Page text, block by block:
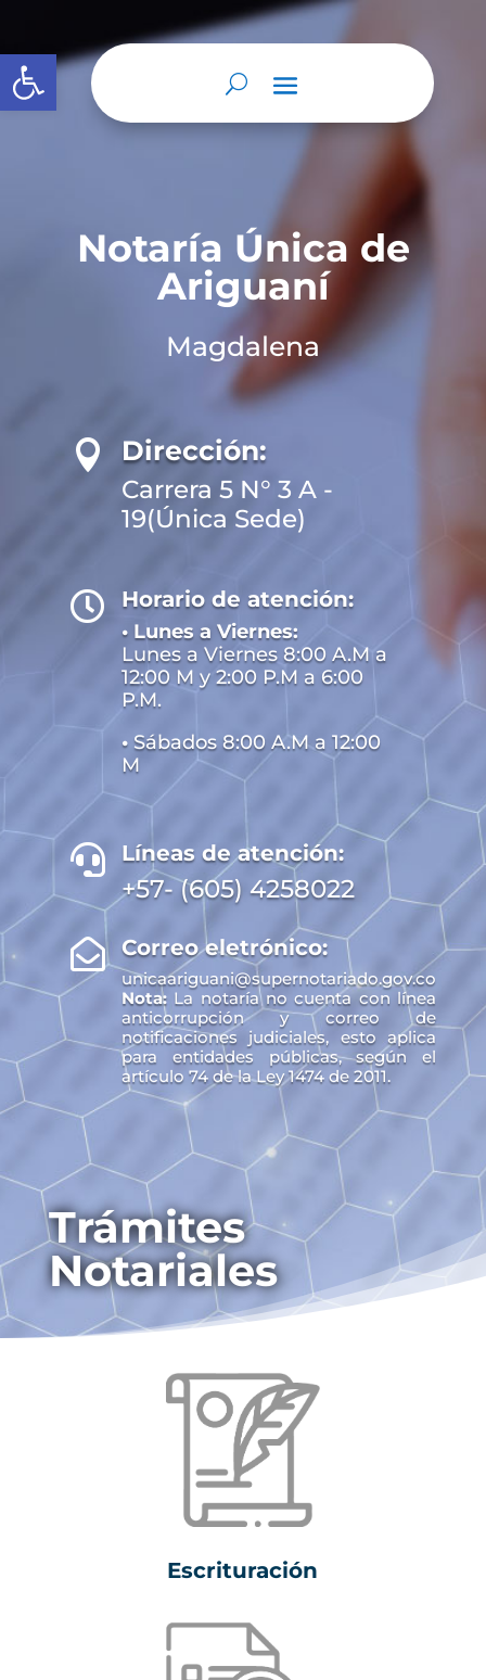
Abrir barra de herramientas
Notaría Única de
Ariguaní
Magdalena
 Dirección:
Carrera 5 N° 3 A -
19(Única Sede)
 Horario de atención:
• Lunes a Viernes:
Lunes a Viernes 8:00 A.M a
12:00 M y 2:00 P.M a 6:00
P.M.
• Sábados 8:00 A.M a 12:00
M
 Líneas de atención:
+57- (605) 4258022
 Correo eletrónico:
unicaariguani@supernotariado.gov.co
Nota: La notaría no cuenta con línea
anticorrupción y correo de
notificaciones judiciales, esto aplica
para entidades públicas, según el
artículo 74 de la Ley 1474 de 2011.
Trámites
Notariales
Escrituración